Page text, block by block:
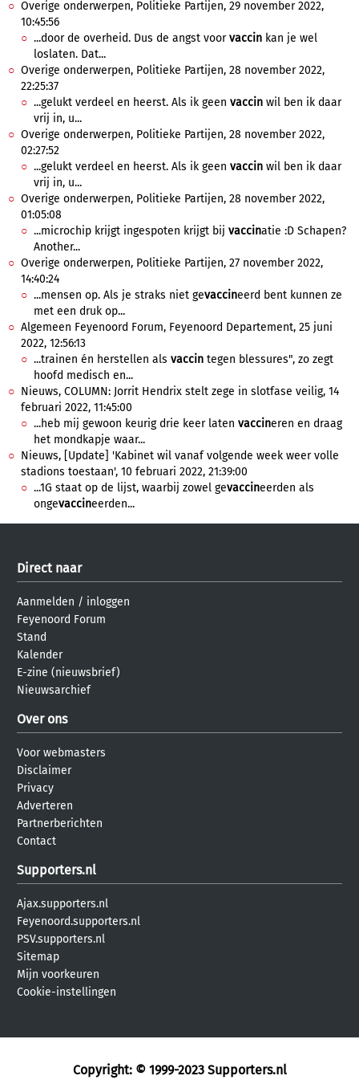
Overige onderwerpen, Politieke Partijen, 29 november 2022,
10:45:56
...door de overheid. Dus de angst voorvaccin kan je wel
loslaten. Dat...
Overige onderwerpen, Politieke Partijen, 28 november 2022,
22:25:37
...gelukt verdeel en heerst. Als ik geen vaccin wil ben ik daar
vrij in, u...
Overige onderwerpen, Politieke Partijen, 28 november 2022,
02:27:52
...gelukt verdeel en heerst. Als ik geen vaccin wil ben ik daar
vrij in, u...
Overige onderwerpen, Politieke Partijen, 28 november 2022,
01:05:08
...microchip krijgt ingespoten krijgt bij vaccinatie :D Schapen?
Another...
Overige onderwerpen, Politieke Partijen, 27 november 2022,
14:40:24
...mensen op. Als je straks niet gevaccineerd bent kunnen ze
met een druk op...
Algemeen Feyenoord Forum, Feyenoord Departement, 25 juni
2022, 12:56:13
...trainen én herstellen als vaccin tegen blessures", zo zegt
hoofd medisch en...
Nieuws, COLUMN: Jorrit Hendrix stelt zege in slotfase veilig, 14
februari 2022, 11:45:00
...heb mij gewoon keurig drie keer laten vaccineren en draag
het mondkapje waar...
Nieuws, [Update] 'Kabinet wil vanaf volgende week weer volle
stadions toestaan', 10 februari 2022, 21:39:00
...1G staat op de lijst, waarbij zowel gevaccineerden als
ongevaccineerden...
Direct naar
Aanmelden / inloggen
Feyenoord Forum
Stand
Kalender
E-zine (nieuwsbrief)
Nieuwsarchief
Over ons
Voor webmasters
Disclaimer
Privacy
Adverteren
Partnerberichten
Contact
Supporters.nl
Ajax.supporters.nl
Feyenoord.supporters.nl
PSV.supporters.nl
Sitemap
Mijn voorkeuren
Cookie-instellingen
Copyright: © 1999-2023 Supporters.nl